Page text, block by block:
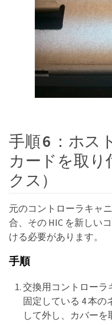
手順 6 ：ホス
カードを取り
クス）
元のコントローラキャ
合、その HIC を新しい
ける必要があります。
手順
交換用コントローラ
固定している 4 本の
して外し、カバーを